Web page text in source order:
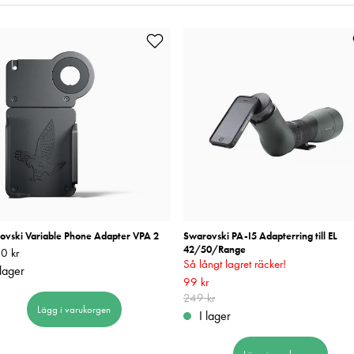
Variable Phone Adapter VPA 2
220 kr
kr
Lägg i varukorgen
Swarovski PA-I5 Adapterring till EL
42/50/Range
Så långt lagret räcker!
Nuvarande pris
99 kr
249 kr
I lager